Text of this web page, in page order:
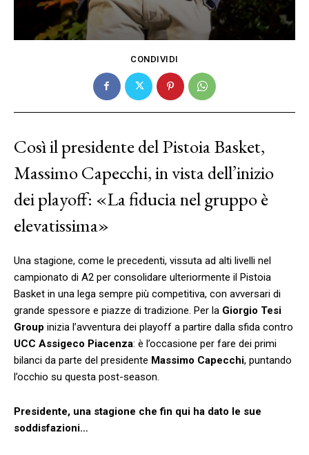
CONDIVIDI
Così il presidente del Pistoia Basket,
Massimo Capecchi, in vista dell’inizio
dei playoff: «La fiducia nel gruppo è
elevatissima»
Una stagione, come le precedenti, vissuta ad alti livelli nel
campionato di A2 per consolidare ulteriormente il Pistoia
Basket in una lega sempre più competitiva, con avversari di
grande spessore e piazze di tradizione. Per la Giorgio Tesi
Group inizia l’avventura dei playoff a partire dalla sfida contro
UCC Assigeco Piacenza: è l’occasione per fare dei primi
bilanci da parte del presidente Massimo Capecchi, puntando
l’occhio su questa post-season.
Presidente, una stagione che fin qui ha dato le sue
soddisfazioni…